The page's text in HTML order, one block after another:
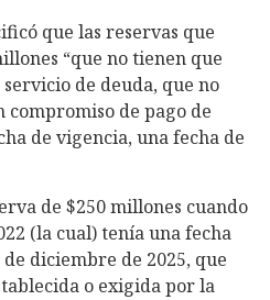
que las reservas que
“que no tienen que
de deuda, que no
de pago de
de vigencia, una fecha de
de $250 millones cuando
(la cual) tenía una fecha
diciembre de 2025, que
o exigida por la